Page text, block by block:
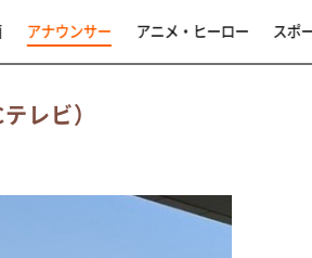
アナウンサー アニメ・ヒーロー スポ
レビ）